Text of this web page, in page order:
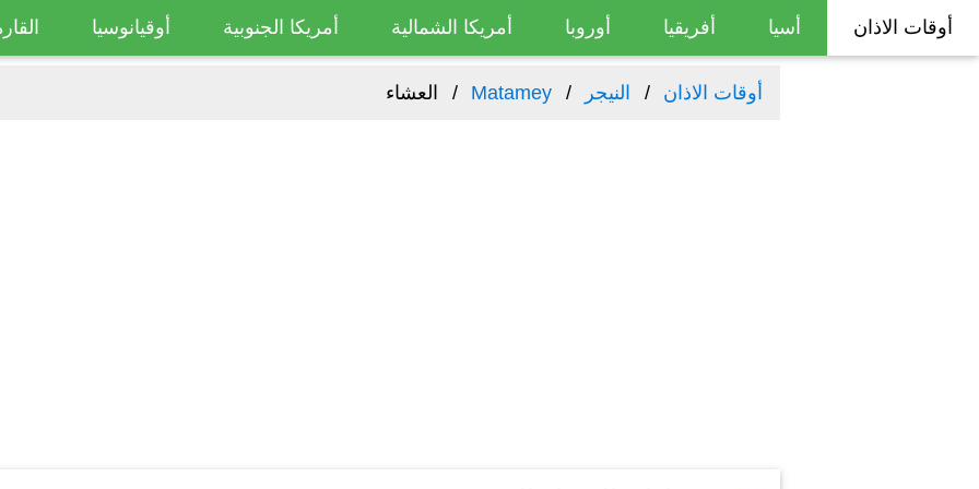
أوقات الاذان أسيا أفريقيا أوروبا أمريكا الشمالية أمريكا الجنوبية أوقيانوسيا
أوقات الاذان النيجر Matamey العشاء